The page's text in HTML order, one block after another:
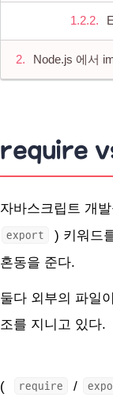
Node.js 에서
require
자바스크립트 개
export ) 키워드
혼동을 준다.
둘다 외부의 파일
조를 지니고 있다.
( require /